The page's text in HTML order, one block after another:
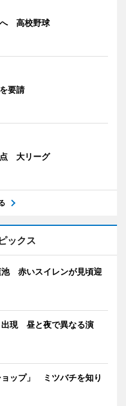
へ 高校野球
要請
点 大リーグ
ックス
池 赤いスイレンが見頃迎
出現 昼と夜で異なる演
ップ」 ミツバチを知り